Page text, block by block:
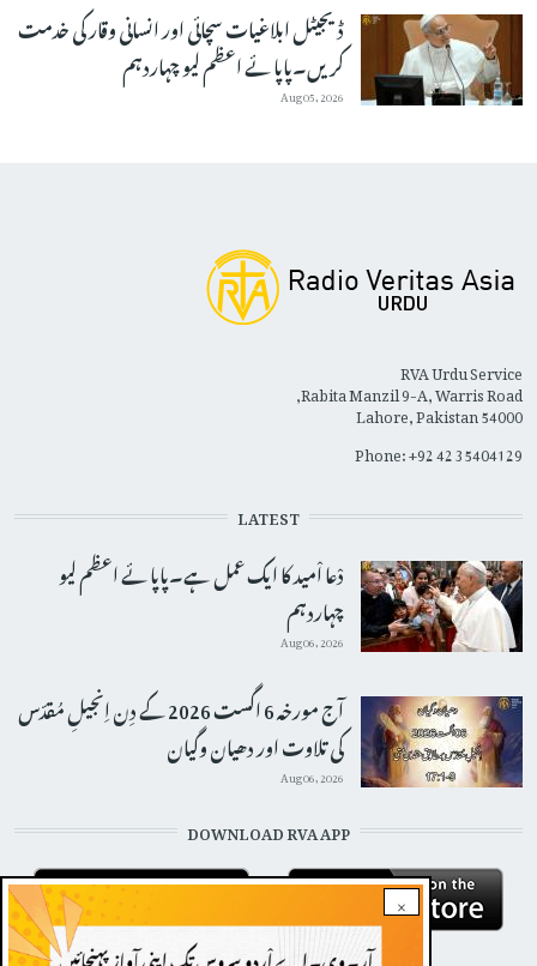
ڈیجیٹل ابلاغیات سچائی اور انسانی وقار کی خدمت
کریں۔پاپائے اعظم لیو چہاردہم
Aug 05, 2026
×
RVA Urdu Service
Rabita Manzil 9-A, Warris Road,
Lahore, Pakistan 54000
Phone: +92 42 35404129
LATEST
دْعا اْمید کا ایک عمل ہے۔پاپائے اعظم لیو
چہاردہم
Aug 06, 2026
آج مورخہ 6 اگست 2026 کے دِن اِنجیلِ مُقدّس
کی تلاوت اور دھیان وگیان
Aug 06, 2026
DOWNLOAD RVA APP